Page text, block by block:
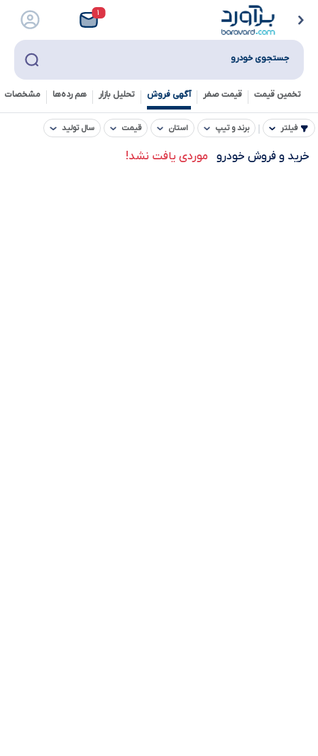
۱
جستجوی خودرو
تخمین قیمت قیمت صفر آگهی فروش تحلیل بازار هم رده‌ها‌ مشخصات
فیلتر برند و تیپ استان قیمت سال تولید
خرید و فروش خودرو موردی یافت نشد!